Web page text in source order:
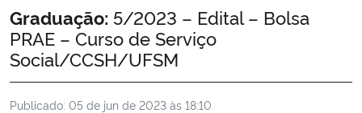
Ministério da Agricultura, Pecuária e Abastecimento
Ministério da Educação
Início do conteúdo
Graduação: 5/2023 – Edital – Bolsa
PRAE – Curso de Serviço
Social/CCSH/UFSM
Publicado: 05 de jun de 2023 às 18:10